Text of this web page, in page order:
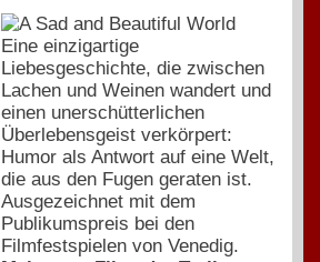
Eine einzigartige
Liebesgeschichte, die zwischen
Lachen und Weinen wandert und
einen unerschütterlichen
Überlebensgeist verkörpert:
Humor als Antwort auf eine Welt,
die aus den Fugen geraten ist.
Ausgezeichnet mit dem
Publikumspreis bei den
Filmfestspielen von Venedig.